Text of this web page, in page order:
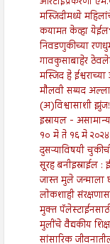
मस्जिदीमध्ये
कयामत केव्हा
निवडणुकीच्या
गावकुसाबाहेर
मस्जिद हे
मौलवी सय्यद
(अ)विश्वासाशी झुंज!
इस्रायल - असामान्य
१० मे ते १६ मे २०२४
दुसऱ्याविषयी
सूरह बनीइस्राईल
जास्त मुले जन्माला
लोकशाही
मुक्त
मुलींचे वैद्यकीय
सांसारिक